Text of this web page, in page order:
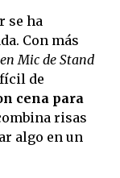
se ha
Con más
Mic de Stand
de
cena para
risas
algo en un